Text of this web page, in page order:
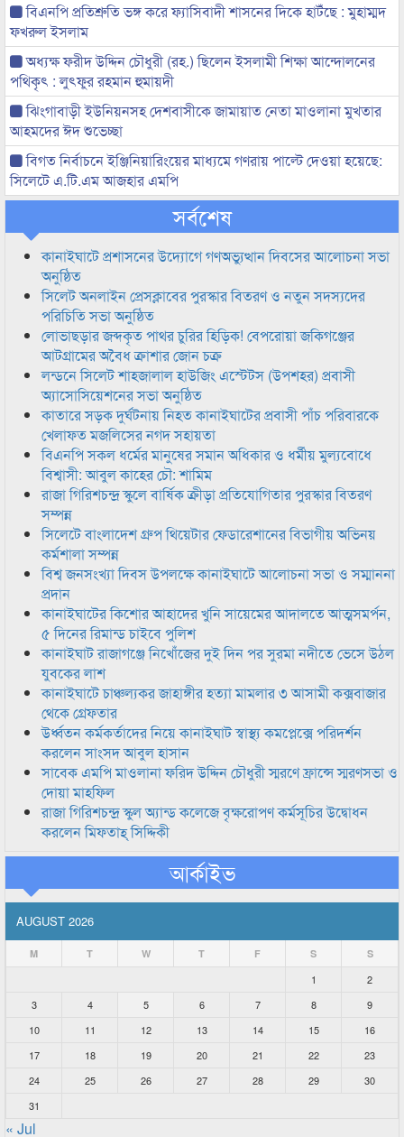
বিএনপি প্রতিশ্রুতি ভঙ্গ করে ফ্যাসিবাদী শাসনের দিকে হাটঁছে : মুহাম্মদ
ফখরুল ইসলাম
অধ্যক্ষ ফরীদ উদ্দিন চৌধুরী (রহ.) ছিলেন ইসলামী শিক্ষা আন্দোলনের
পথিকৃৎ : লুৎফুর রহমান হুমায়দী
ঝিংগাবাড়ী ইউনিয়নসহ দেশবাসীকে জামায়াত নেতা মাওলানা মুখতার
আহমদের ঈদ শুভেচ্ছা
বিগত নির্বাচনে ইঞ্জিনিয়ারিংয়ের মাধ্যমে গণরায় পাল্টে দেওয়া হয়েছে:
সিলেটে এ.টি.এম আজহার এমপি
সর্বশেষ
কানাইঘাটে প্রশাসনের উদ্যোগে গণঅভ্যুত্থান দিবসের আলোচনা সভা
অনুষ্ঠিত
সিলেট অনলাইন প্রেসক্লাবের পুরস্কার বিতরণ ও নতুন সদস্যদের
পরিচিতি সভা অনুষ্ঠিত
লোভাছড়ার জব্দকৃত পাথর চুরির হিড়িক! বেপরোয়া জকিগঞ্জের
আটগ্রামের অবৈধ ক্রাশার জোন চক্র
লন্ডনে সিলেট শাহজালাল হাউজিং এস্টেটস (উপশহর) প্রবাসী
অ্যাসোসিয়েশনের সভা অনুষ্ঠিত
কাতারে সড়ক দুর্ঘটনায় নিহত কানাইঘাটের প্রবাসী পাঁচ পরিবারকে
খেলাফত মজলিসের নগদ সহায়তা
বিএনপি সকল ধর্মের মানুষের সমান অধিকার ও ধর্মীয় মুল্যবোধে
বিশ্বাসী: আবুল কাহের চৌ: শামিম
রাজা গিরিশচন্দ্র স্কুলে বার্ষিক ক্রীড়া প্রতিযোগিতার পুরস্কার বিতরণ
সম্পন্ন
সিলেটে বাংলাদেশ গ্রুপ থিয়েটার ফেডারেশানের বিভাগীয় অভিনয়
কর্মশালা সম্পন্ন
বিশ্ব জনসংখ্যা দিবস উপলক্ষে কানাইঘাটে আলোচনা সভা ও সম্মাননা
প্রদান
কানাইঘাটের কিশোর আহাদের খুনি সায়েমের আদালতে আত্মসমর্পন,
৫ দিনের রিমান্ড চাইবে পুলিশ
কানাইঘাট রাজাগঞ্জে নিখোঁজের দুই দিন পর সুরমা নদীতে ভেসে উঠল
যুবকের লাশ
কানাইঘাটে চাঞ্চল্যকর জাহাঙ্গীর হত্যা মামলার ৩ আসামী কক্সবাজার
থেকে গ্রেফতার
উর্ধ্বতন কর্মকর্তাদের নিয়ে কানাইঘাট স্বাস্থ্য কমপ্লেক্সে পরিদর্শন
করলেন সাংসদ আবুল হাসান
সাবেক এমপি মাওলানা ফরিদ উদ্দিন চৌধুরী স্মরণে ফ্রান্সে স্মরণসভা ও
দোয়া মাহফিল
রাজা গিরিশচন্দ্র স্কুল অ্যান্ড কলেজে বৃক্ষরোপণ কর্মসূচির উদ্বোধন
করলেন মিফতাহ্ সিদ্দিকী
আর্কাইভ
AUGUST 2026
M T W T F S S
1
2
3
4 5 6 7 8
9
10
11 12 13 14 15
16
17
18 19 20 21 22
23
24
25 26 27 28 29
30
31
« Jul